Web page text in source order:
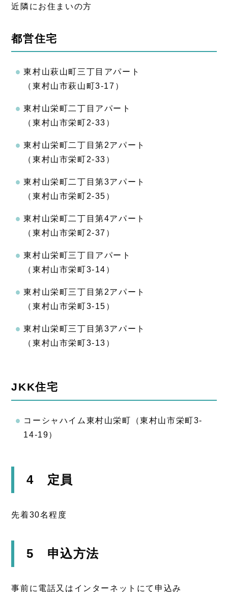
近隣にお住まいの方
都営住宅
東村山萩山町三丁目アパート
（東村山市萩山町3-17）
東村山栄町二丁目アパート
（東村山市栄町2-33）
東村山栄町二丁目第2アパート
（東村山市栄町2-33）
東村山栄町二丁目第3アパート
（東村山市栄町2-35）
東村山栄町二丁目第4アパート
（東村山市栄町2-37）
東村山栄町三丁目アパート
（東村山市栄町3-14）
東村山栄町三丁目第2アパート
（東村山市栄町3-15）
東村山栄町三丁目第3アパート
（東村山市栄町3-13）
JKK住宅
コーシャハイム東村山栄町（東村山市栄町3-
14-19）
4 定員
先着30名程度
5 申込方法
事前に電話又はインターネットにて申込み